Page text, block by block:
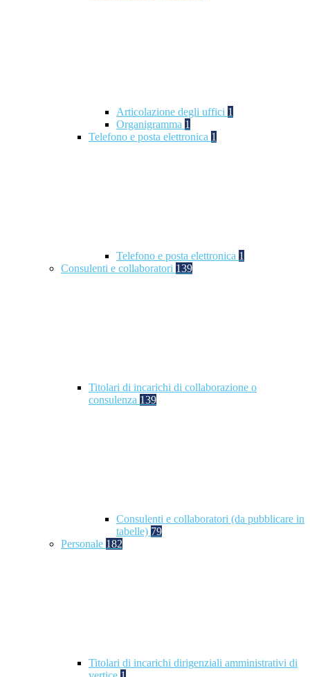
Articolazione degli uffici 1
Organigramma 1
Telefono e posta elettronica 1
Telefono e posta elettronica 1
Consulenti e collaboratori 139
Titolari di incarichi di collaborazione o
consulenza 139
Consulenti e collaboratori (da pubblicare in
tabelle) 79
Personale 182
Titolari di incarichi dirigenziali amministrativi di